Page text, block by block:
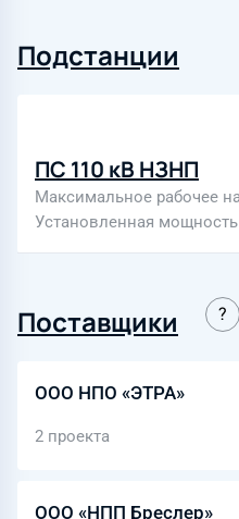
Подстанции
ПС 110 кВ НЗНП
Максимальное рабочее
Установленная
Поставщики
ООО НПО «ЭТРА»
2 проекта
ООО «НПП Бреслер»